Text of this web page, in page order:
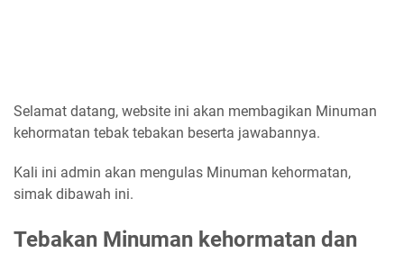
Selamat datang, website ini akan membagikan Minuman
kehormatan tebak tebakan beserta jawabannya.
Kali ini admin akan mengulas Minuman kehormatan,
simak dibawah ini.
Tebakan Minuman kehormatan dan